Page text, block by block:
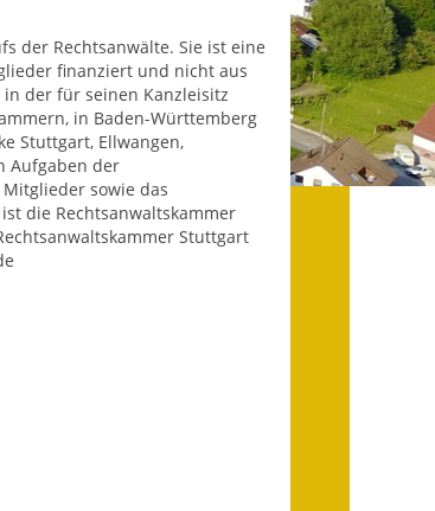
Geschichte und
Gegenwart
Was die Alten noch
wussten!
Wagner-Werkstatt
der Rechtsanwälte. Sie ist eine
finanziert und nicht aus
der für seinen Kanzleisitz
in Baden-Württemberg
Stuttgart, Ellwangen,
Aufgaben der
sowie das
die Rechtsanwaltskammer
Stuttgart